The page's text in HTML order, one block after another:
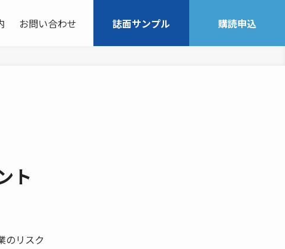
お問い合わせ 誌面サンプル 購読申込
ト
リスク